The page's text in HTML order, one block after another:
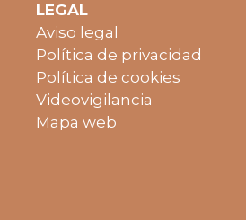
LEGAL
Aviso legal
Política de privacidad
Política de cookies
Videovigilancia
Mapa web